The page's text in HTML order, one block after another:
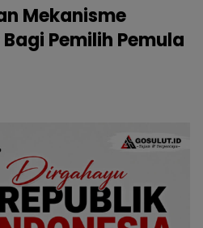
Mekanisme
Pemilih Pemula